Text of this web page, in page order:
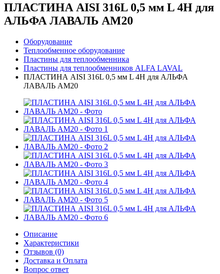
ПЛАСТИНА AISI 316L 0,5 мм L 4H для
АЛЬФА ЛАВАЛЬ AM20
Оборудование
Теплообменное оборудование
Пластины для теплообменника
Пластины для теплообменников ALFA LAVAL
ПЛАСТИНА AISI 316L 0,5 мм L 4H для АЛЬФА
ЛАВАЛЬ AM20
Описание
Характеристики
Отзывов (0)
Доставка и Оплата
Вопрос ответ